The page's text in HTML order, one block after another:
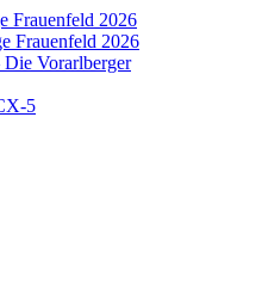
Frauenfeld 2026
Frauenfeld 2026
Vorarlberger
5